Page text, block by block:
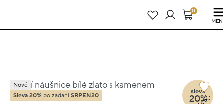
23 dní : 13h : 43m : 50s0
Visací náušnice bílé zlato s kamenem
3.85g
Nové
Sleva 20% po zadání SRPEN20
sleva
20%